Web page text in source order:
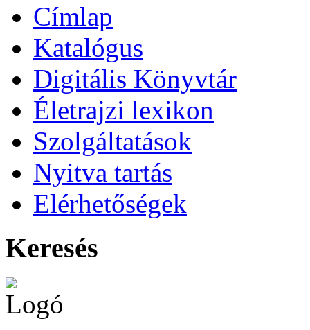
Címlap
Katalógus
Digitális Könyvtár
Életrajzi lexikon
Szolgáltatások
Nyitva tartás
Elérhetőségek
Keresés